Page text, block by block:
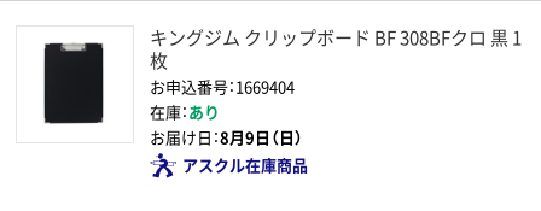
キングジム クリップボード BF 308BFクロ 黒 1
枚
お申込番号：1669404
在庫：あり
お届け日：8月9日（日）
アスクル在庫商品